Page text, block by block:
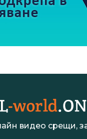
видео срещи,